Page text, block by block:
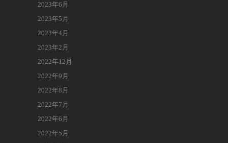
2023年6月
2023年5月
2023年4月
2023年2月
2022年12月
2022年9月
2022年8月
2022年7月
2022年6月
2022年5月